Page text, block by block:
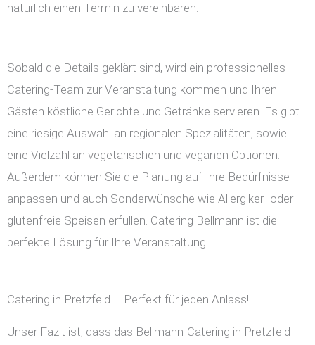
natürlich einen Termin zu vereinbaren.
Sobald die Details geklärt sind, wird ein professionelles
Catering-Team zur Veranstaltung kommen und Ihren
Gästen köstliche Gerichte und Getränke servieren. Es gibt
eine riesige Auswahl an regionalen Spezialitäten, sowie
eine Vielzahl an vegetarischen und veganen Optionen.
Außerdem können Sie die Planung auf Ihre Bedürfnisse
anpassen und auch Sonderwünsche wie Allergiker- oder
glutenfreie Speisen erfüllen. Catering Bellmann ist die
perfekte Lösung für Ihre Veranstaltung!
Catering in Pretzfeld – Perfekt für jeden Anlass!
Unser Fazit ist, dass das Bellmann-Catering in Pretzfeld